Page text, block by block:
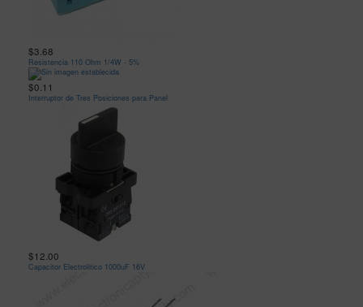
$3.68
Resistencia 110 Ohm 1/4W - 5%
$0.11
Interruptor de Tres Posiciones para Panel
$12.00
Capacitor Electrolitico 1000uF 16V